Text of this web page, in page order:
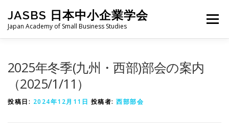
JASBS 日本中小企業学会
Japan Academy of Small Business Studies
メニュー
2025年冬季(九州・西部)部会の案内
（2025/1/11）
投稿日: 2024年12月11日 投稿者: 西部部会